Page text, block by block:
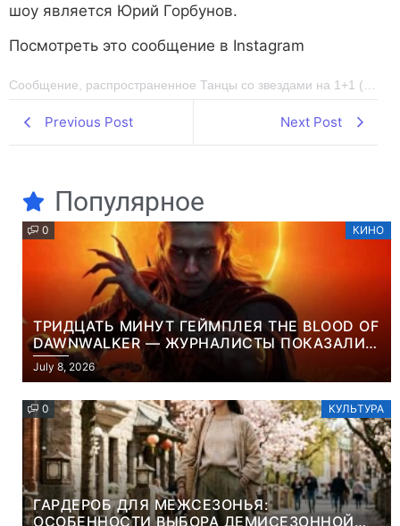
шоу является Юрий Горбунов.
Посмотреть это сообщение в Instagram
Previous Post Next Post
Популярное
0 КИНО
ТРИДЦАТЬ МИНУТ ГЕЙМПЛЕЯ THE BLOOD OF
DAWNWALKER — ЖУРНАЛИСТЫ ПОКАЗАЛИ
НАЧАЛО НОВОЙ ИГРЫ ОТ ВЕТЕРАНОВ CD
PROJEKT RED
July 8, 2026
0 КУЛЬТУРА
ГАРДЕРОБ ДЛЯ МЕЖСЕЗОНЬЯ:
ОСОБЕННОСТИ ВЫБОРА ДЕМИСЕЗОННОЙ